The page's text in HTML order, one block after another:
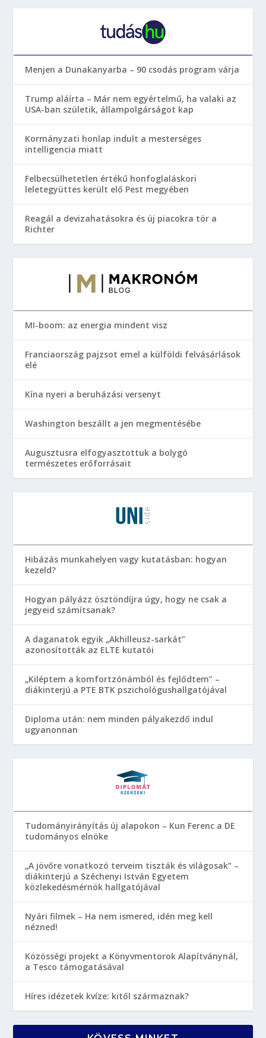
Menjen a Dunakanyarba – 90 csodás program várja
Trump aláírta – Már nem egyértelmű, ha valaki az
USA-ban születik, állampolgárságot kap
Kormányzati honlap indult a mesterséges
intelligencia miatt
Felbecsülhetetlen értékű honfoglaláskori
leletegyüttes került elő Pest megyében
Reagál a devizahatásokra és új piacokra tör a
Richter
MI-boom: az energia mindent visz
Franciaország pajzsot emel a külföldi felvásárlások
elé
Kína nyeri a beruházási versenyt
Washington beszállt a jen megmentésébe
Augusztusra elfogyasztottuk a bolygó
természetes erőforrásait
Hibázás munkahelyen vagy kutatásban: hogyan
kezeld?
Hogyan pályázz ösztöndíjra úgy, hogy ne csak a
jegyeid számítsanak?
A daganatok egyik „Akhilleusz-sarkát”
azonosították az ELTE kutatói
„Kiléptem a komfortzónámból és fejlődtem” –
diákinterjú a PTE BTK pszichológushallgatójával
Diploma után: nem minden pályakezdő indul
ugyanonnan
Tudományirányítás új alapokon – Kun Ferenc a DE
tudományos elnöke
„A jövőre vonatkozó terveim tiszták és világosak” –
diákinterjú a Széchenyi István Egyetem
közlekedésmérnök hallgatójával
Nyári filmek – Ha nem ismered, idén meg kell
nézned!
Közösségi projekt a Könyvmentorok Alapítványnál,
a Tesco támogatásával
Híres idézetek kvíze: kitől származnak?